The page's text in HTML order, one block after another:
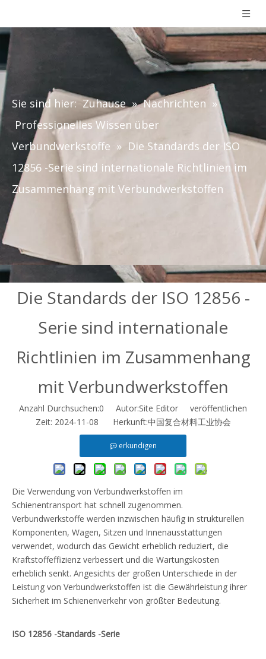
Sie sind hier: Zuhause » Nachrichten »
Professionelles Wissen über
Verbundwerkstoffe » Die Standards der ISO
12856 -Serie sind internationale Richtlinien im
Zusammenhang mit Verbundwerkstoffen
Die Standards der ISO 12856 -
Serie sind internationale
Richtlinien im Zusammenhang
mit Verbundwerkstoffen
Anzahl Durchsuchen:0 Autor:Site Editor veröffentlichen
Zeit: 2024-11-08 Herkunft:中国复合材料工业协会
erkundigen
Die Verwendung von Verbundwerkstoffen im
Schienentransport hat schnell zugenommen.
Verbundwerkstoffe werden inzwischen häufig in strukturellen
Komponenten, Wagen, Sitzen und Innenausstattungen
verwendet, wodurch das Gewicht erheblich reduziert, die
Kraftstoffeffizienz verbessert und die Wartungskosten
erheblich senkt. Angesichts der großen Unterschiede in der
Leistung von Verbundwerkstoffen ist die Gewährleistung ihrer
Sicherheit im Schienenverkehr von größter Bedeutung.
ISO 12856 -Standards -Serie